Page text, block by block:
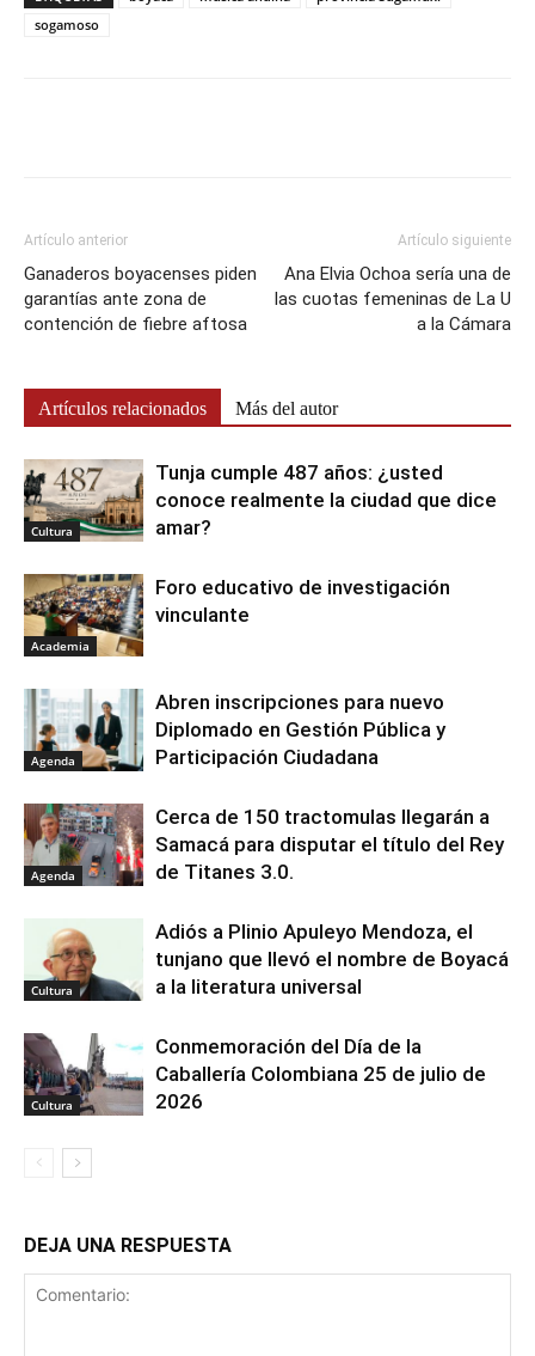
sogamoso
Artículo anterior
Ganaderos boyacenses piden
garantías ante zona de
contención de fiebre aftosa
Artículo siguiente
Ana Elvia Ochoa sería una de
las cuotas femeninas de La U
a la Cámara
Artículos relacionados Más del autor
Cultura
Tunja cumple 487 años: ¿usted
conoce realmente la ciudad que dice
amar?
Academia
Foro educativo de investigación
vinculante
Agenda
Abren inscripciones para nuevo
Diplomado en Gestión Pública y
Participación Ciudadana
Agenda
Cerca de 150 tractomulas llegarán a
Samacá para disputar el título del Rey
de Titanes 3.0.
Cultura
Adiós a Plinio Apuleyo Mendoza, el
tunjano que llevó el nombre de Boyacá
a la literatura universal
Cultura
Conmemoración del Día de la
Caballería Colombiana 25 de julio de
2026
DEJA UNA RESPUESTA